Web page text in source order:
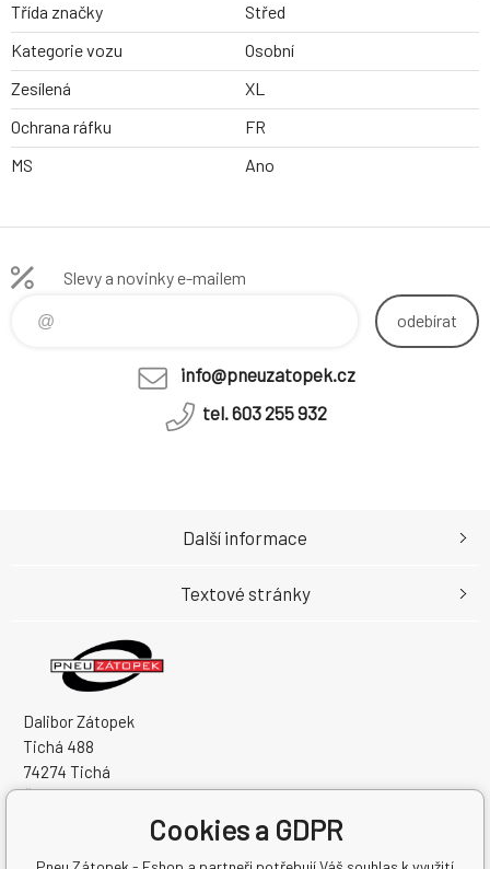
Třída značky
Střed
Kategorie vozu
Osobní
Zesílená
XL
Ochrana ráfku
FR
MS
Ano
Slevy a novinky e-mailem
odebírat
info@pneuzatopek.cz
tel. 603 255 932
Dalibor Zátopek
Tichá 488
74274 Tichá
Česká Republika
DIČ: CZ7504094994
Další informace
Textové stránky
Cookies a GDPR